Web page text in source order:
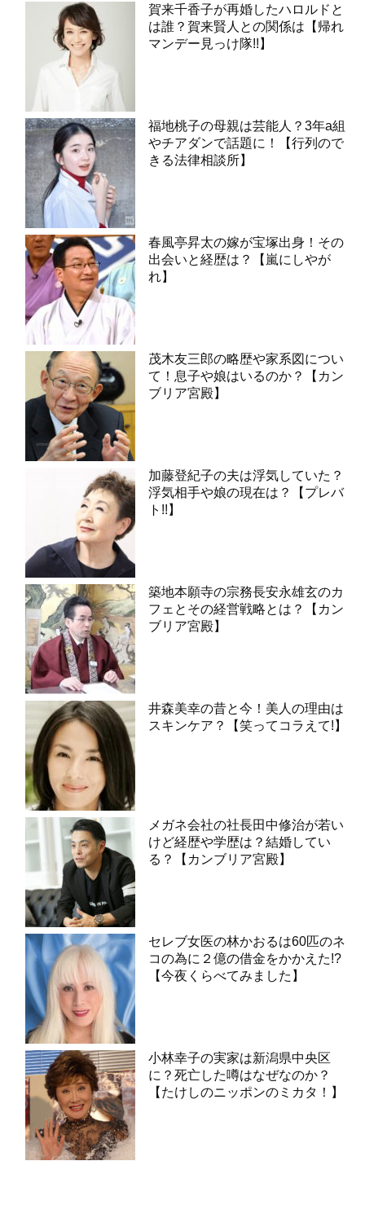
賀来千香子が再婚したハロルドと
は誰？賀来賢人との関係は【帰れ
マンデー見っけ隊!!】
福地桃子の母親は芸能人？3年a組
やチアダンで話題に！【行列ので
きる法律相談所】
春風亭昇太の嫁が宝塚出身！その
出会いと経歴は？【嵐にしやが
れ】
茂木友三郎の略歴や家系図につい
て！息子や娘はいるのか？【カン
ブリア宮殿】
加藤登紀子の夫は浮気していた？
浮気相手や娘の現在は？【プレバ
ト!!】
築地本願寺の宗務長安永雄玄のカ
フェとその経営戦略とは？【カン
ブリア宮殿】
井森美幸の昔と今！美人の理由は
スキンケア？【笑ってコラえて!】
メガネ会社の社長田中修治が若い
けど経歴や学歴は？結婚してい
る？【カンブリア宮殿】
セレブ女医の林かおるは60匹のネ
コの為に２億の借金をかかえた!?
【今夜くらべてみました】
小林幸子の実家は新潟県中央区
に？死亡した噂はなぜなのか？
【たけしのニッポンのミカタ！】